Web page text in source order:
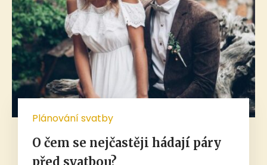
Plánování svatby
O čem se nejčastěji hádají páry
před svatbou?